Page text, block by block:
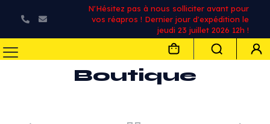
N'Hésitez pas à nous solliciter avant pour
vos réapros ! Dernier jour d'expédition le
jeudi 23 juillet 2026 12h !
Boutique